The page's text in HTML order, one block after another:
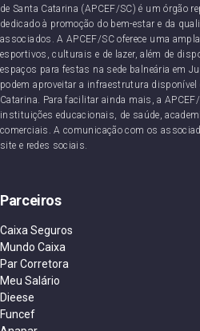
de Santa Catarina (APCEF/SC) é um órgão
dedicado à promoção do bem-estar e da
associados. A APCEF/SC oferece uma
esportivos, culturais e de lazer, além de
espaços para festas na sede balneária em
podem aproveitar a infraestrutura
Catarina. Para facilitar ainda mais, a
instituições educacionais, de saúde,
comerciais. A comunicação com os
site e redes sociais.
Parceiros
Caixa Seguros
Mundo Caixa
Par Corretora
Meu Salário
Dieese
Funcef